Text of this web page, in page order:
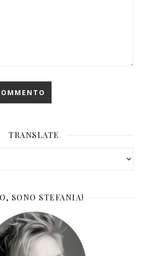
TRANSLATE
SONO STEFANIA!